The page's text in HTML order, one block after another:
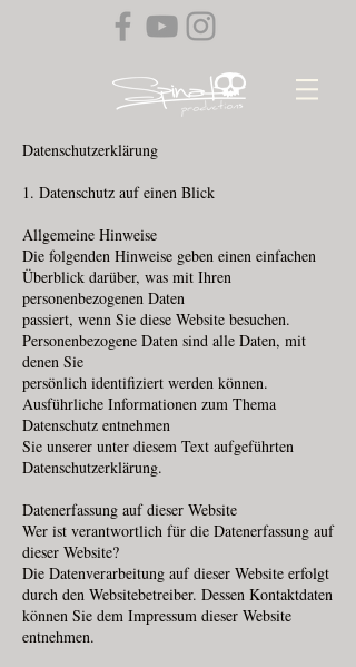
Datenschutzerklärung
1. Datenschutz auf einen Blick
Allgemeine Hinweise
Die folgenden Hinweise geben einen einfachen
Überblick darüber, was mit Ihren
personenbezogenen Daten
passiert, wenn Sie diese Website besuchen.
Personenbezogene Daten sind alle Daten, mit
denen Sie
persönlich identifiziert werden können.
Ausführliche Informationen zum Thema
Datenschutz entnehmen
Sie unserer unter diesem Text aufgeführten
Datenschutzerklärung.
Datenerfassung auf dieser Website
Wer ist verantwortlich für die Datenerfassung auf
dieser Website?
Die Datenverarbeitung auf dieser Website erfolgt
durch den Websitebetreiber. Dessen Kontaktdaten
können Sie dem Impressum dieser Website
entnehmen.